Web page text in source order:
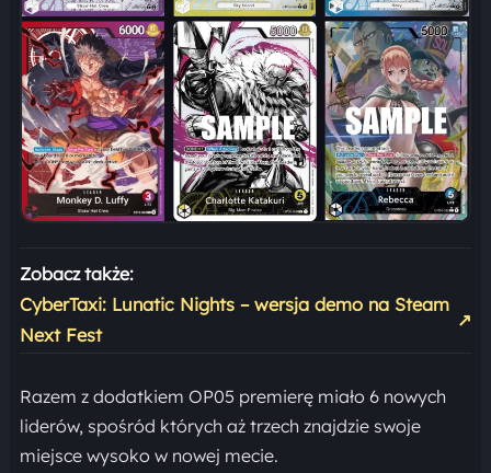
Zobacz także:
CyberTaxi: Lunatic Nights – wersja demo na Steam
Next Fest
↗
Razem z dodatkiem OP05 premierę miało 6 nowych
liderów, spośród których aż trzech znajdzie swoje
miejsce wysoko w nowej mecie.